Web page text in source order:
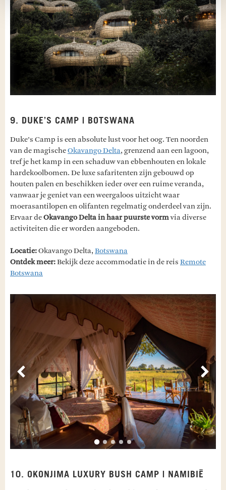
9. DUKE’S CAMP | BOTSWANA
Duke’s Camp is een absolute lust voor het oog. Ten noorden
van de magischeOkavango Delta, grenzend aan een lagoon,
tref je het kamp in een schaduw van ebbenhouten en lokale
hardekoolbomen. De luxe safaritenten zijn gebouwd op
houten palen en beschikken ieder over een ruime veranda,
vanwaar je geniet van een weergaloos uitzicht waar
moerasantilopen en olifanten regelmatig onderdeel van zijn.
Ervaar deOkavango Delta in haar puurste vormvia diverse
activiteiten die er worden aangeboden.
Locatie:Okavango Delta, Botswana
Ontdek meer:Bekijk deze accommodatie in de reis Remote
Botswana
Vorige
10. OKONJIMA LUXURY BUSH CAMP | NAMIBIË